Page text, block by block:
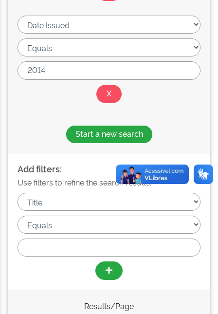
Start a new search
Add filters:
Use filters to refine the search results.
Results/Page